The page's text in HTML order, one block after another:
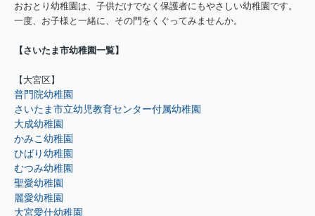
おおとり幼稚園は、子供だけでなく保護者にもやさしい幼稚園です。
一度、お子様と一緒に、その門をくぐってみませんか。
【さいたま市幼稚園一覧】
【大宮区】
普門院幼稚園
さいたま市立幼児教育センター付属幼稚園
大成幼稚園
かみこ幼稚園
ひばり幼稚園
むつみ幼稚園
聖愛幼稚園
麗愛幼稚園
大宮愛仕幼稚園